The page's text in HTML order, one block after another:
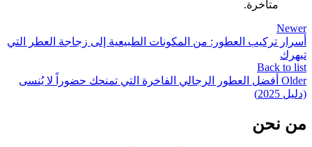
متأخرة.
Newer
أسرار تركيب العطور: من المكونات الطبيعية إلى زجاجة العطر التي
تبهرك
Back to list
Older أفضل العطور الرجالي الفاخرة التي تمنحك حضوراً لا يُنسى
(دليل 2025)
من نحن